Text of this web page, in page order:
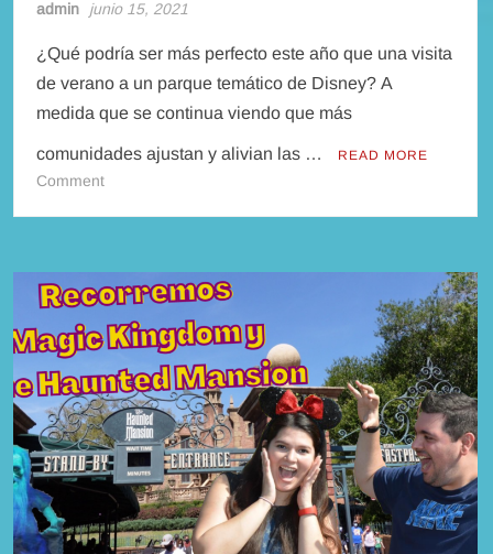
admin junio 15, 2021
¿Qué podría ser más perfecto este año que una visita
de verano a un parque temático de Disney? A
medida que se continua viendo que más
comunidades ajustan y alivian las … READ MORE
Commenton
artificiales
regresan
a
parques
de
Disney
este
verano